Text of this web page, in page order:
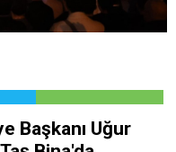
Başkanı Uğur